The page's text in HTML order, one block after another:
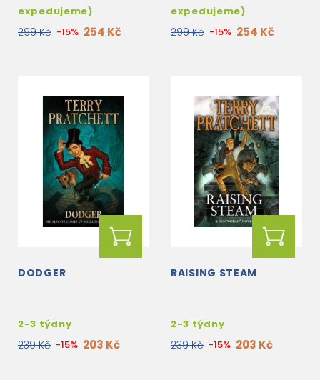
expedujeme)
299 Kč -15% 254 Kč
expedujeme)
299 Kč -15% 254 Kč
DODGER
2-3 týdny
239 Kč -15% 203 Kč
RAISING STEAM
2-3 týdny
239 Kč -15% 203 Kč